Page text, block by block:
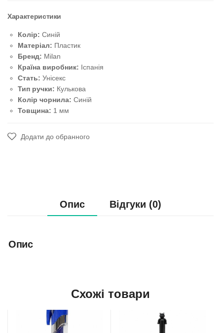
Характеристики
Колір: Синій
Матеріал: Пластик
Бренд: Milan
Країна виробник: Іспанія
Стать: Унісекс
Тип ручки: Кулькова
Колір чорнила: Синій
Товщина: 1 мм
Додати до обранного
Опис Відгуки (0)
Опис
Схожі товари